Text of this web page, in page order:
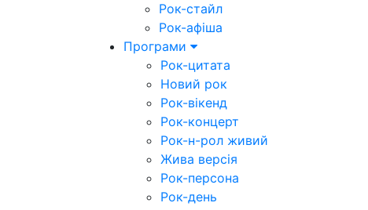
Рок-стайл
Рок-афіша
Програми
Рок-цитата
Новий рок
Рок-вікенд
Рок-концерт
Рок-н-рол живий
Жива версія
Рок-персона
Рок-день